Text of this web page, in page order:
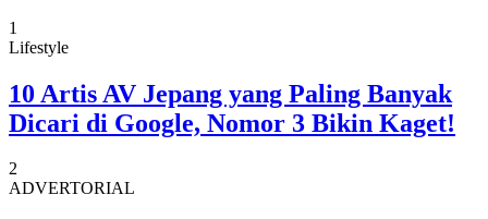
1
Lifestyle
10 Artis AV Jepang yang Paling Banyak
Dicari di Google, Nomor 3 Bikin Kaget!
2
ADVERTORIAL